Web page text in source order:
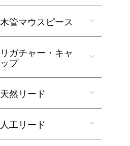
木管マウスピース
リガチャー・キャ
ップ
天然リード
人工リード